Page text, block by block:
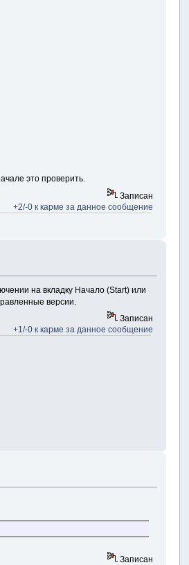
это проверить.
Записан
+2/-0 к карме за данное сообщение
на вкладку Начало (Start) или
версии.
Записан
+1/-0 к карме за данное сообщение
Записан